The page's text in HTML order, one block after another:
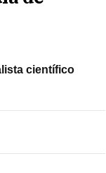
científico